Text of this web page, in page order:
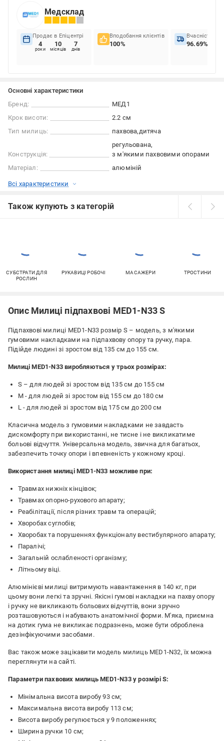
Медсклад
Продає в Епіцентрі
4
роки
10
місяців
7
днів
Вподобання клієнтів
100%
Вчасність
96.69%
Основні характеристики
Бренд:
МЕД1
Крок висоти:
2.2 см
Тип милиць:
пахвова дитяча
Конструкція:
регульована
з м'якими пахвовими опорами
Матеріал:
алюміній
Всі характеристики
Також купують з категорій
СУБСТРАТИ ДЛЯ
РОСЛИН
РУКАВИЦІ РОБОЧІ МАСАЖЕРИ ТРОСТИНИ
Опис Милиці підпахвові MED1-N33 S
Підпахвові милиці MED1-N33 розмір S – модель, з м'якими
гумовими накладками на підпахвову опору та ручку, пара.
Підійде людині зі зростом від 135 см до 155 см.
Милиці MED1-N33 виробляються у трьох розмірах:
S – для людей зі зростом від 135 см до 155 см
M - для людей зі зростом від 155 см до 180 см
L - для людей зі зростом від 175 см до 200 см
Класична модель з гумовими накладками не завдасть
дискомфорту при використанні, не тисне і не викликатиме
больові відчуття. Універсальна модель, звична для багатьох,
забезпечить точку опори і впевненість у кожному кроці.
Використання милиці MED1-N33 можливе при:
Травмах нижніх кінцівок;
Травмах опорно-рухового апарату;
Реабілітації, після різних травм та операцій;
Хворобах суглобів;
Хворобах та порушеннях функціоналу вестибулярного апарату;
Паралічі;
Загальній ослабленості організму;
Літньому віці.
Алюмінієві милиці витримують навантаження в 140 кг, при
цьому вони легкі та зручні. Якісні гумові накладки на пахву опору
і ручку не викликають больових відчуттів, вони зручно
розташовуються і набувають анатомічної форми. М'яка, приємна
на дотик гума не викликає подразнень, може бути оброблена
дезінфікуючими засобами.
Вас також може зацікавити модель милиць MED1-N32, їх можна
переглянути на сайті.
Параметри пахвових милиць MED1-N33 у розмірі S:
Мінімальна висота виробу 93 см;
Максимальна висота виробу 113 см;
Висота виробу регулюється у 9 положеннях;
Ширина ручки 10 см;